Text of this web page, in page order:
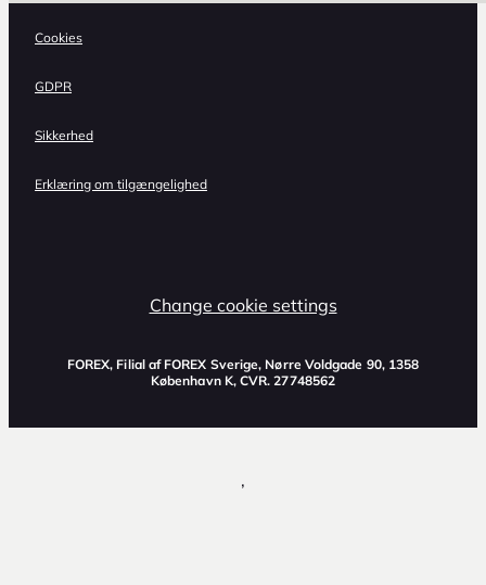
Cookies
GDPR
Sikkerhed
Erklæring om tilgængelighed
Change cookie settings
FOREX, Filial af FOREX Sverige, Nørre Voldgade 90, 1358
København K, CVR. 27748562
,